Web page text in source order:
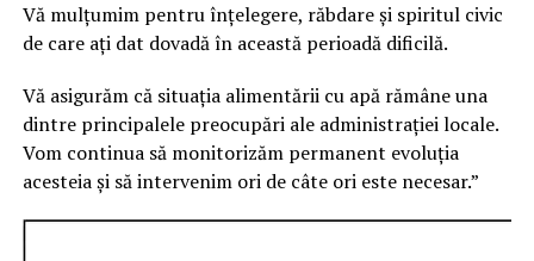
Vă mulțumim pentru înțelegere, răbdare și spiritul civic
de care ați dat dovadă în această perioadă dificilă.
Vă asigurăm că situația alimentării cu apă rămâne una
dintre principalele preocupări ale administrației locale.
Vom continua să monitorizăm permanent evoluția
acesteia și să intervenim ori de câte ori este necesar.”